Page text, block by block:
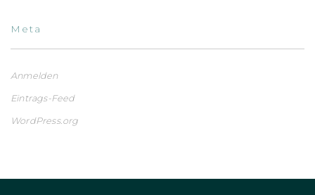
Meta
Anmelden
Eintrags-Feed
WordPress.org